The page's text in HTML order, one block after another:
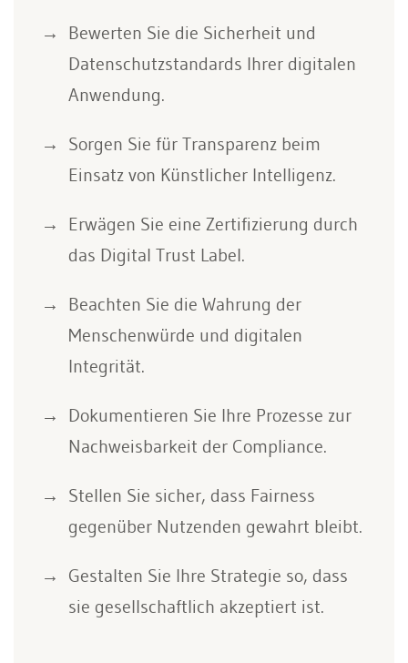
Bewerten Sie die Sicherheit und
Datenschutzstandards Ihrer digitalen
Anwendung.
Sorgen Sie für Transparenz beim
Einsatz von Künstlicher Intelligenz.
Erwägen Sie eine Zertifizierung durch
das Digital Trust Label.
Beachten Sie die Wahrung der
Menschenwürde und digitalen
Integrität.
Dokumentieren Sie Ihre Prozesse zur
Nachweisbarkeit der Compliance.
Stellen Sie sicher, dass Fairness
gegenüber Nutzenden gewahrt bleibt.
Gestalten Sie Ihre Strategie so, dass
sie gesellschaftlich akzeptiert ist.